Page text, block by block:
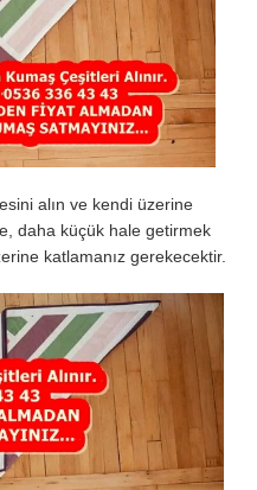
alın ve kendi üzerine
daha küçük hale getirmek
katlamanız gerekecektir.